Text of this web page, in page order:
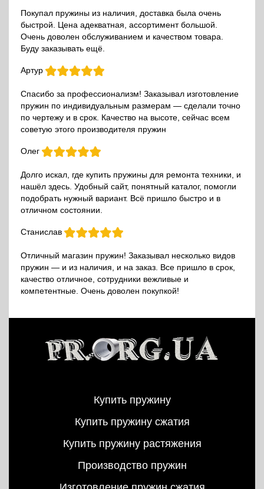
Покупал пружины из наличия, доставка была очень
быстрой. Цена адекватная, ассортимент большой.
Очень доволен обслуживанием и качеством товара.
Буду заказывать ещё.
Артур
Спасибо за профессионализм! Заказывал изготовление
пружин по индивидуальным размерам — сделали точно
по чертежу и в срок. Качество на высоте, сейчас всем
советую этого производителя пружин
Олег
Долго искал, где купить пружины для ремонта техники, и
нашёл здесь. Удобный сайт, понятный каталог, помогли
подобрать нужный вариант. Всё пришло быстро и в
отличном состоянии.
Станислав
Отличный магазин пружин! Заказывал несколько видов
пружин — и из наличия, и на заказ. Все пришло в срок,
качество отличное, сотрудники вежливые и
компетентные. Очень доволен покупкой!
Купить пружину
Купить пружину сжатия
Купить пружину растяжения
Производство пружин